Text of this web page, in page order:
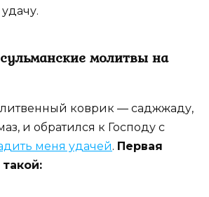
молитвы на
коврик ― саджжаду,
и обратился к Господу с
меня удачей. Первая